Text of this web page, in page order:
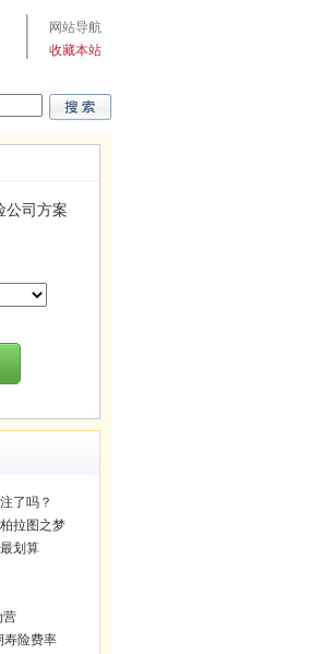
网站导航
收藏本站
公司方案
了吗？
拉图之梦
划算
营
寿险费率